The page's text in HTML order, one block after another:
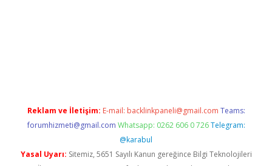
Reklam ve İletişim: E-mail: backlinkpaneli@gmail.com Teams:
forumhizmeti@gmail.com Whatsapp: 0262 606 0 726 Telegram:
@karabul
Yasal Uyarı: Sitemiz, 5651 Sayılı Kanun gereğince Bilgi Teknolojileri